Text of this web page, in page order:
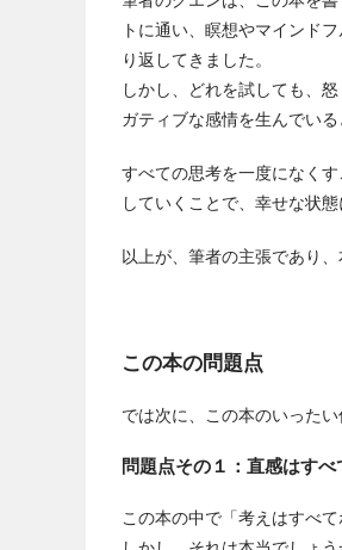
トに通い、瞑想やマインド
り返してきました。
しかし、どれを試しても、
ガティブな感情を生んでいる
すべての思考を一度になく
していくことで、幸せな状
以上が、筆者の主張であり、
この本の問題点
では次に、この本のいった
問題点その１：直感はす
この本の中で「考えはすべ